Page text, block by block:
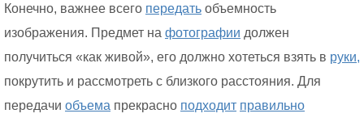
Конечно, важнее всего передать объемность
изображения. Предмет на фотографии должен
получиться «как живой», его должно хотеться взять в руки,
покрутить и рассмотреть с близкого расстояния. Для
передачи объема прекрасно подходит правильно